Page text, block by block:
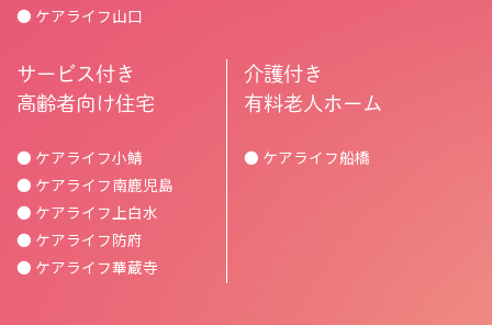
● ケアライフ山口
サービス付き
高齢者向け住宅
● ケアライフ小鯖
● ケアライフ南鹿児島
● ケアライフ上白水
● ケアライフ防府
● ケアライフ華蔵寺
介護付き
有料老人ホーム
● ケアライフ船橋